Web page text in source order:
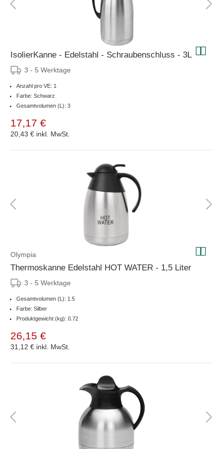
IsolierKanne - Edelstahl - Schraubenschluss - 3L
3 - 5 Werktage
Anzahl pro VE: 1
Farbe: Schwarz
Gesamtvolumen (L): 3
17,17 €
20,43 € inkl. MwSt.
Olympia
Thermoskanne Edelstahl HOT WATER - 1,5 Liter
3 - 5 Werktage
Gesamtvolumen (L): 1.5
Farbe: Silber
Produktgewicht (kg): 0.72
26,15 €
31,12 € inkl. MwSt.